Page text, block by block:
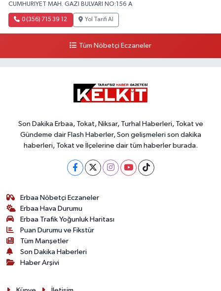
CUMHURIYET MAH. GAZI BULVARI NO:156 A
0 (356) 715 39 12 Yol Tarifi Al
Tüm Nöbetçi Eczaneler
Son Dakika Erbaa, Tokat, Niksar, Turhal Haberleri, Tokat ve
Gündeme dair Flash Haberler, Son gelişmeleri son dakika
haberleri, Tokat ve İlçelerine dair tüm haberler burada.
Erbaa Nöbetçi Eczaneler
Erbaa Hava Durumu
Erbaa Trafik Yoğunluk Haritası
Puan Durumu ve Fikstür
Tüm Manşetler
Son Dakika Haberleri
Haber Arşivi